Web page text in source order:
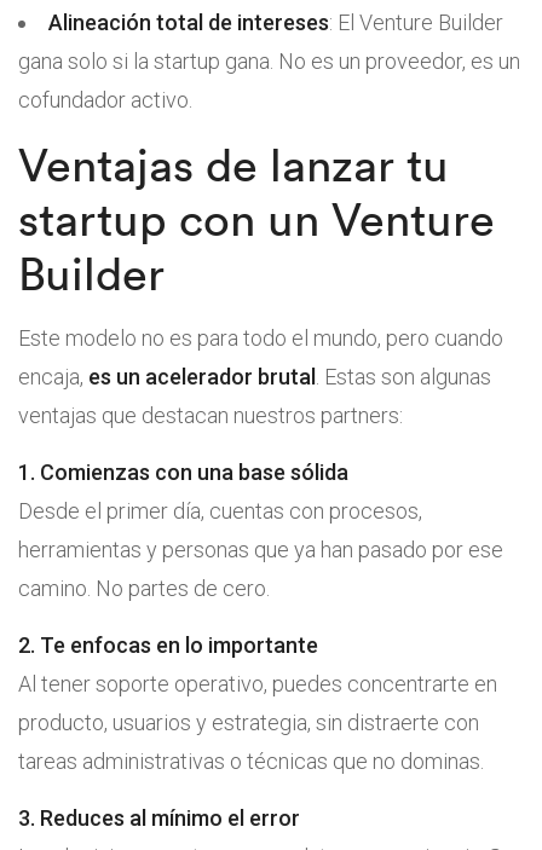
Alineación total de intereses: El Venture Builder
gana solo si la startup gana. No es un proveedor, es un
cofundador activo.
Ventajas de lanzar tu
startup con un Venture
Builder
Este modelo no es para todo el mundo, pero cuando
encaja, es un acelerador brutal
. Estas son algunas
ventajas que destacan nuestros partners:
1. Comienzas con una base sólida
Desde el primer día, cuentas con procesos,
herramientas y personas que ya han pasado por ese
camino. No partes de cero.
2. Te enfocas en lo importante
Al tener soporte operativo, puedes concentrarte en
producto, usuarios y estrategia, sin distraerte con
tareas administrativas o técnicas que no dominas.
3. Reduces al mínimo el error